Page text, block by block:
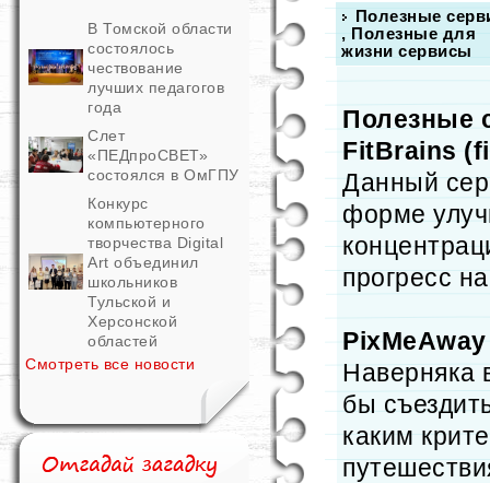
В Томской области
состоялось
чествование
лучших педагогов
года
Слет
«ПЕДпроСВЕТ»
состоялся в ОмГПУ
Конкурс
компьютерного
творчества Digital
Art объединил
школьников
Тульской и
Херсонской
областей
Смотреть все новости
Полезные
, Полезные для
жизни сервисы
Полезные
FitBrains
Данный
форме
прогресс
Наверняка
бы
каким